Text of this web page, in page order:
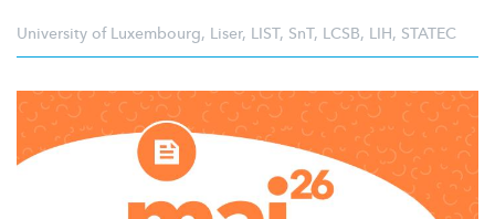
University of Luxembourg, Liser, LIST, SnT, LCSB, LIH, STATEC